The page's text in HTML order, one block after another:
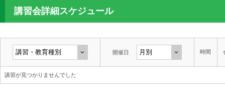
講習会詳細スケジュール
開催日 時間
講習が見つかりませんでした